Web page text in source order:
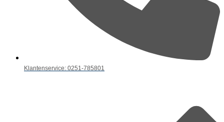
Klantenservice: 0251-785801